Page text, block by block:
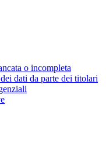
o incompleta
dati da parte dei titolari